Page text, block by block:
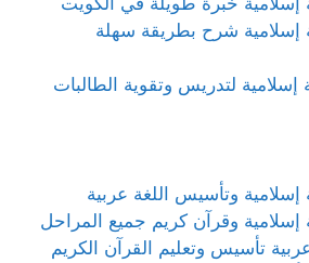
إسلامية شرح بطريقة سهلة
إسلامية لتدريس وتقوية الطالبات
وتأسيس اللغة عربية
وقرآن كريم جميع المراحل
تأسيس وتعليم القرآن الكريم